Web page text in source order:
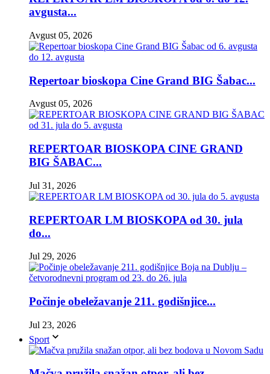
avgusta...
Avgust 05, 2026
Repertoar bioskopa Cine Grand BIG Šabac...
Avgust 05, 2026
REPERTOAR BIOSKOPA CINE GRAND
BIG ŠABAC...
Jul 31, 2026
REPERTOAR LM BIOSKOPA od 30. jula
do...
Jul 29, 2026
Počinje obeležavanje 211. godišnjice...
Jul 23, 2026
Sport